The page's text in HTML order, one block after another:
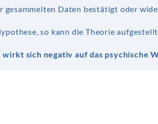
gesammelten Daten bestätigt oder
so kann die Theorie
sich negativ auf das psychische